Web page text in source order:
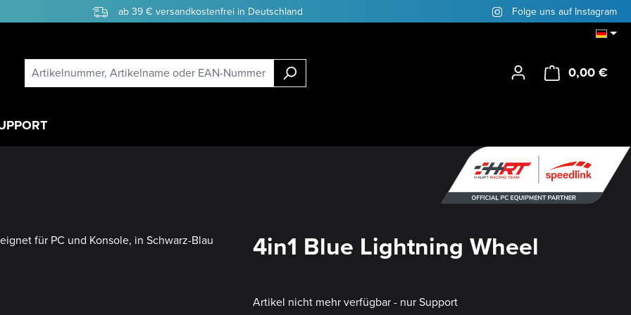
ab 39 € versandkostenfrei in Deutschland Folge uns auf Instagram
0,00 €
4in1 Blue Lightning Wheel
Artikel nicht mehr verfügbar - nur Support